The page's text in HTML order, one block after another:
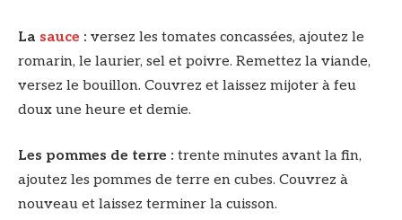
La sauce : versez les tomates concassées, ajoutez le
romarin, le laurier, sel et poivre. Remettez la viande,
versez le bouillon. Couvrez et laissez mijoter à feu
doux une heure et demie.
Les pommes de terre : trente minutes avant la fin,
ajoutez les pommes de terre en cubes. Couvrez à
nouveau et laissez terminer la cuisson.